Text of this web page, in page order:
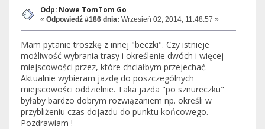
Odp: Nowe TomTom Go
« Odpowiedź #186 dnia: Wrzesień 02, 2014, 11:48:57 »
Mam pytanie troszkę z innej "beczki". Czy istnieje
możliwość wybrania trasy i określenie dwóch i więcej
miejscowości przez, które chciałbym przejechać.
Aktualnie wybieram jazdę do poszczególnych
miejscowości oddzielnie. Taka jazda "po sznureczku"
byłaby bardzo dobrym rozwiązaniem np. określi w
przybliżeniu czas dojazdu do punktu końcowego.
Pozdrawiam !